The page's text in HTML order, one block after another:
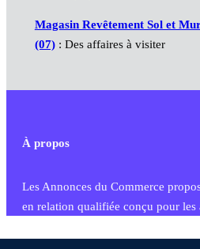
Magasin Revêtement Sol et
(07): Des affaires à visiter
À propos
Les Annonces du Commerce
en relation qualifiée conçu pour les
commercial et les collectivités